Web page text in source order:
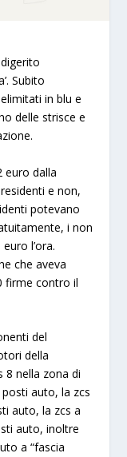
Subito
in blu e
delle strisce e
euro dalla
e non,
potevano
i non
l’ora.
che aveva
firme contro il
del
della
8 nella zona di
auto, la zcs
auto, la zcs a
auto, inoltre
a “fascia